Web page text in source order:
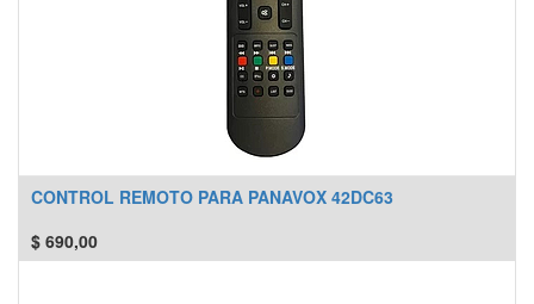
CONTROL REMOTO PARA PANAVOX 42DC63
$ 690,00